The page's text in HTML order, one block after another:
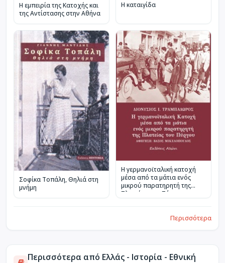
Η εμπειρία της Κατοχής και
της Αντίστασης στην Αθήνα
Η καταιγίδα
Σοφίκα Τοπάλη, Θηλιά στη
μνήμη
Η γερμανοϊταλική κατοχή
μέσα από τα μάτια ενός
μικρού παρατηρητή της
Πλατείας του Πύργου
Περισσότερα
Περισσότερα από Ελλάς - Ιστορία - Εθνική